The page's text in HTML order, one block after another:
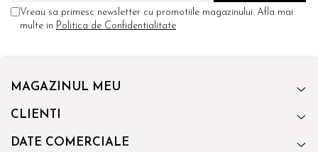
Vreau sa primesc newsletter cu promotiile magazinului. Afla mai
multe in Politica de Confidentialitate
MAGAZINUL MEU
CLIENTI
DATE COMERCIALE